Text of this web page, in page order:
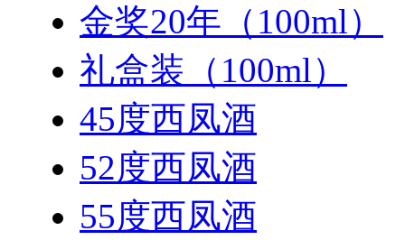
金奖20年（100ml）
礼盒装（100ml）
45度西凤酒
52度西凤酒
55度西凤酒